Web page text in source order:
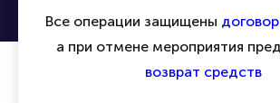
Все операции защищены
а при отмене мероприятия
возврат средств